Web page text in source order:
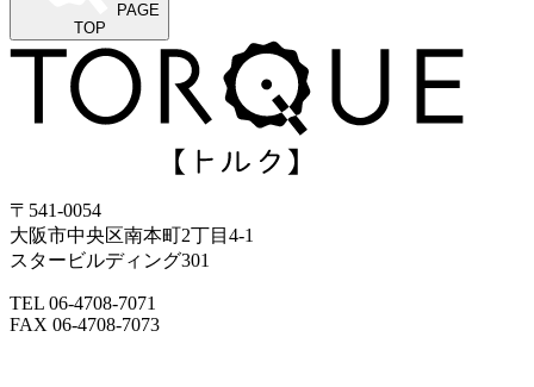
PAGE
TOP
〒541-0054
大阪市中央区南本町2丁目4-1
スタービルディング301
TEL 06-4708-7071
FAX 06-4708-7073